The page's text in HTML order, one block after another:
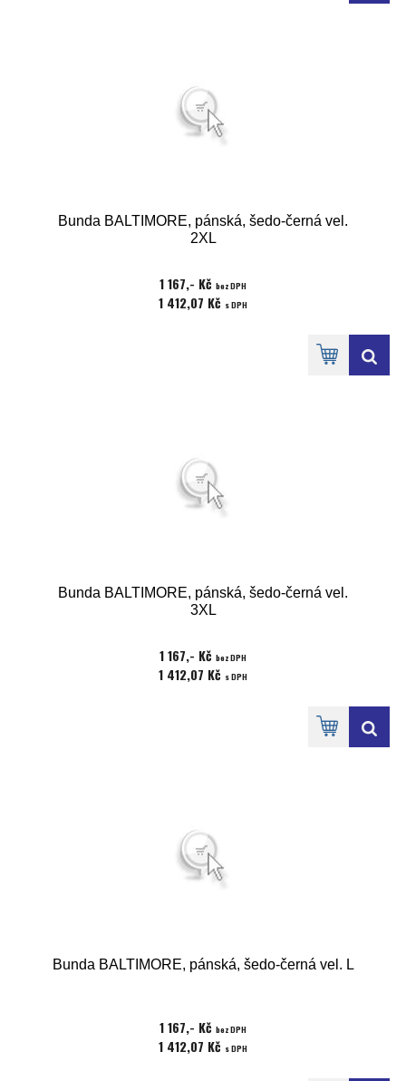
Bunda BALTIMORE, pánská, šedo-černá vel.
2XL
1 167,- Kč bez DPH
1 412,07 Kč s DPH
Bunda BALTIMORE, pánská, šedo-černá vel.
3XL
1 167,- Kč bez DPH
1 412,07 Kč s DPH
Bunda BALTIMORE, pánská, šedo-černá vel. L
1 167,- Kč bez DPH
1 412,07 Kč s DPH